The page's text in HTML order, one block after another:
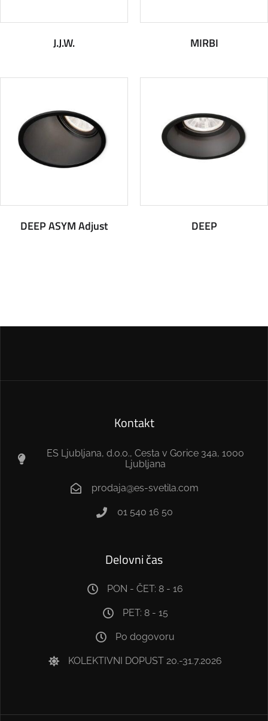
J.J.W. MIRBI
DEEP ASYM Adjust DEEP
Kontakt
ES Ljubljana, d.o.o., Cesta v Gorice 34a, 1000
Ljubljana
prodaja@es-svetila.com
01 540 16 50
Delovni čas
PON - ČET: 8 - 16
PET: 8 - 15
Po dogovoru
KOLEKTIVNI DOPUST 20.-31.7.2026